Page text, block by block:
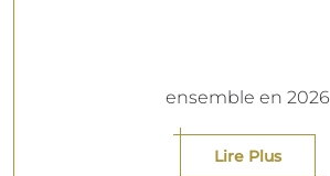
ensemble en 2026
Lire Plus